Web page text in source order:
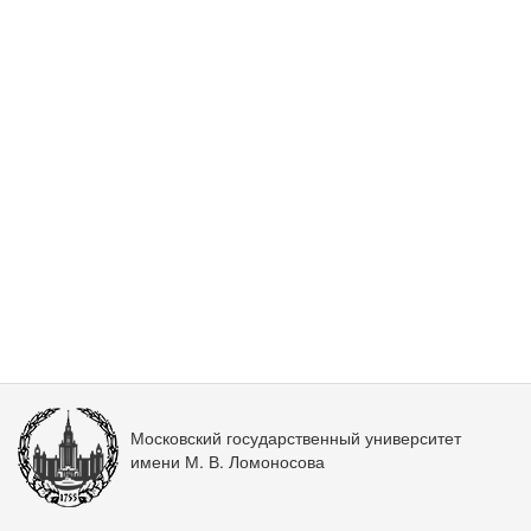
Московский государственный университет
имени М. В. Ломоносова